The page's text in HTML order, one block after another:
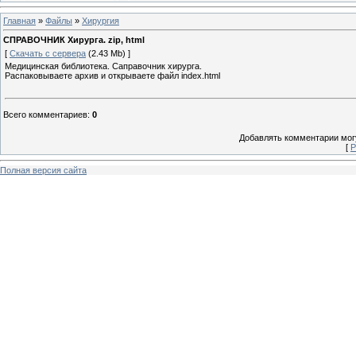
Главная » Файлы » Хирургия
СПРАВОЧНИК Хирурга. zip, html
[ Скачать с сервера (2.43 Mb) ]
Медицинская библиотека. Саправочник хирурга.
Распаковываете архив и открываете файл index.html
Всего комментариев: 0
Добавлять комментарии
[
Полная версия сайта